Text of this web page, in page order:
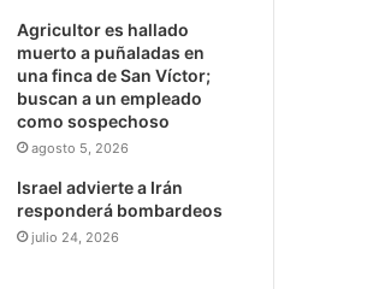
Agricultor es hallado
muerto a puñaladas en
una finca de San Víctor;
buscan a un empleado
como sospechoso
agosto 5, 2026
Israel advierte a Irán
responderá bombardeos
julio 24, 2026